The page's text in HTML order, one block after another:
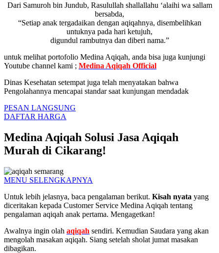
Dari Samuroh bin Jundub, Rasulullah shallallahu ‘alaihi wa sallam
bersabda,
“Setiap anak tergadaikan dengan aqiqahnya, disembelihkan
untuknya pada hari ketujuh,
digundul rambutnya dan diberi nama.”
untuk melihat portofolio Medina Aqiqah, anda bisa juga kunjungi
Youtube channel kami ; Medina Aqiqah Official
Dinas Kesehatan setempat juga telah menyatakan bahwa
Pengolahannya mencapai standar saat kunjungan mendadak
PESAN LANGSUNG
DAFTAR HARGA
Medina Aqiqah Solusi Jasa Aqiqah
Murah di Cikarang!
MENU SELENGKAPNYA
Untuk lebih jelasnya, baca pengalaman berikut. Kisah nyata yang
diceritakan kepada Customer Service Medina Aqiqah tentang
pengalaman aqiqah anak pertama. Mengagetkan!
Awalnya ingin olah aqiqah sendiri. Kemudian Saudara yang akan
mengolah masakan aqiqah. Siang setelah sholat jumat masakan
dibagikan.